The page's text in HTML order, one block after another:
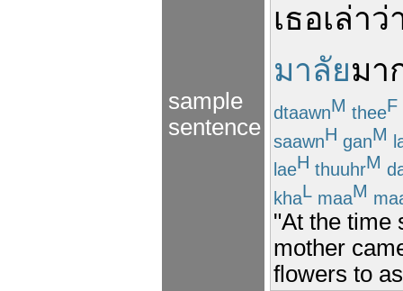
sample
sentence
เธอเล่าว่
มาลัยมา
dtaawnM theeF
saawnH ganM
laeH thuuhrM
khaL maaM
"At the time
mother
flowers to